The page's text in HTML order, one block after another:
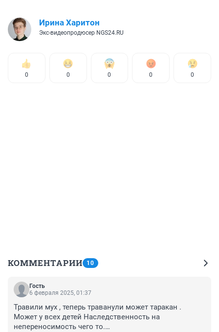
Ирина Харитон
Экс-видеопродюсер NGS24.RU
0 0 0 0 0
КОММЕНТАРИИ 10
Гость
6 февраля 2025, 01:37
Травили мух , теперь траванули может таракан .
Может у всех детей Наследственность на
непереносимость чего то.